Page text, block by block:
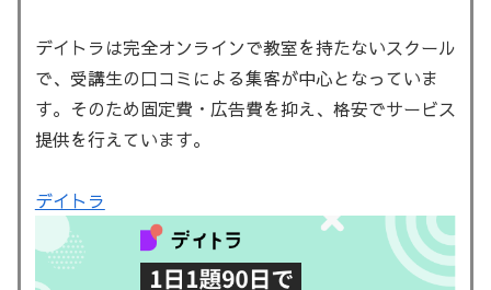
デイトラは完全オンラインで教室を持たないスクール
で、受講生の口コミによる集客が中心となっていま
す。そのため固定費・広告費を抑え、格安でサービス
提供を行えています。
デイトラ